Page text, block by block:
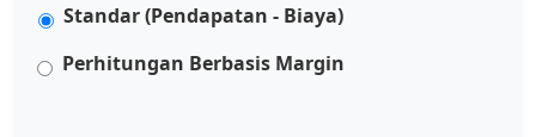
Standar (Pendapatan - Biaya)
Perhitungan Berbasis Margin